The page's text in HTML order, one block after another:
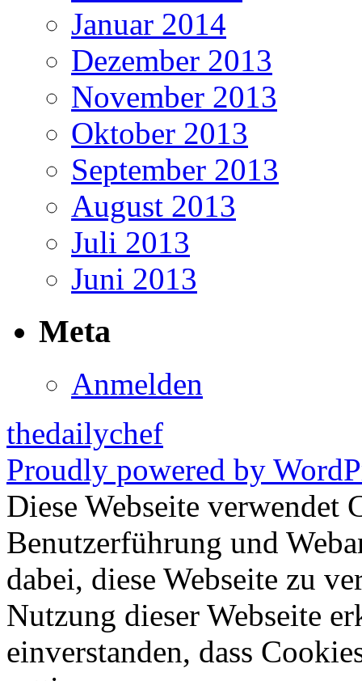
Januar 2014
Dezember 2013
November 2013
Oktober 2013
September 2013
August 2013
Juli 2013
Juni 2013
Meta
Anmelden
thedailychef
Proudly powered by
Diese Webseite verwendet
Benutzerführung und
dabei, diese Webseite zu
Nutzung dieser Webseite
einverstanden, dass